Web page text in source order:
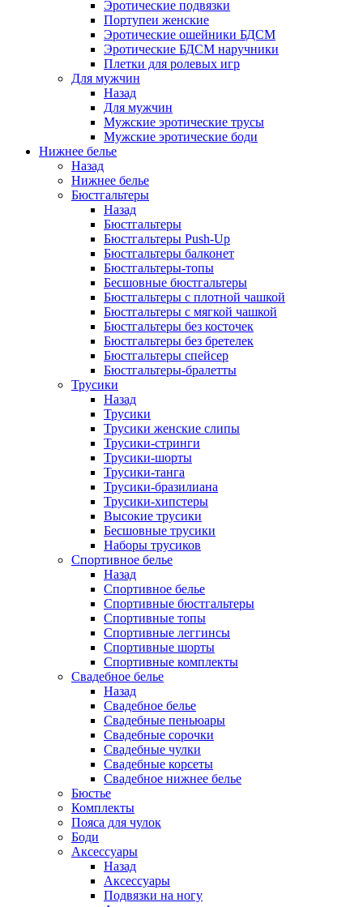
Эротические подвязки
Портупеи женские
Эротические ошейники БДСМ
Эротические БДСМ наручники
Плетки для ролевых игр
Для мужчин
Назад
Для мужчин
Мужские эротические трусы
Мужские эротические боди
Нижнее белье
Назад
Нижнее белье
Бюстгальтеры
Назад
Бюстгальтеры
Бюстгальтеры Push-Up
Бюстгальтеры балконет
Бюстгальтеры-топы
Бесшовные бюстгальтеры
Бюстгальтеры с плотной чашкой
Бюстгальтеры с мягкой чашкой
Бюстгальтеры без косточек
Бюстгальтеры без бретелек
Бюстгальтеры спейсер
Бюстгальтеры-бралетты
Трусики
Назад
Трусики
Трусики женские слипы
Трусики-стринги
Трусики-шорты
Трусики-танга
Трусики-бразилиана
Трусики-хипстеры
Высокие трусики
Бесшовные трусики
Наборы трусиков
Спортивное белье
Назад
Спортивное белье
Спортивные бюстгальтеры
Спортивные топы
Спортивные леггинсы
Спортивные шорты
Спортивные комплекты
Свадебное белье
Назад
Свадебное белье
Свадебные пеньюары
Свадебные сорочки
Свадебные чулки
Свадебные корсеты
Свадебное нижнее белье
Бюстье
Комплекты
Пояса для чулок
Боди
Аксессуары
Назад
Аксессуары
Подвязки на ногу